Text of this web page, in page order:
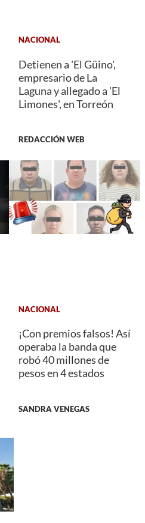
NACIONAL
Detienen a 'El Güino',
empresario de La
Laguna y allegado a 'El
Limones', en Torreón
REDACCIÓN WEB
NACIONAL
¡Con premios falsos! Así
operaba la banda que
robó 40 millones de
pesos en 4 estados
SANDRA VENEGAS